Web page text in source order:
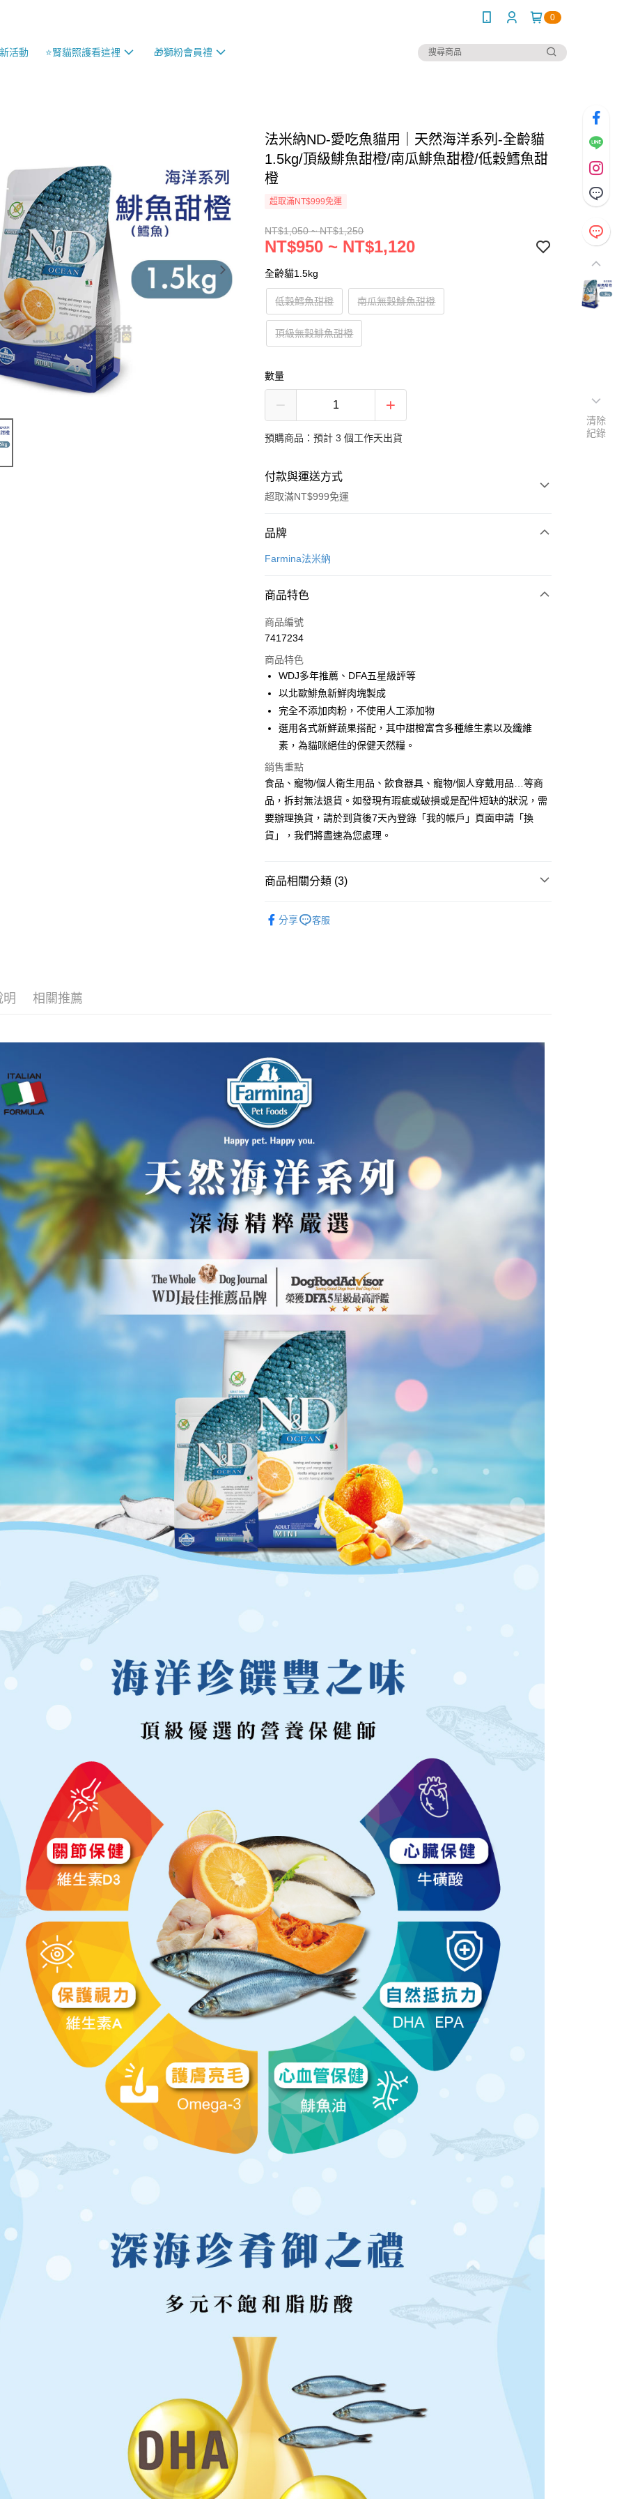
0
活動 ⭐️腎貓照護看這裡 🎁獅粉會員禮
法米納ND-愛吃魚貓用｜天然海洋系列-全齡貓
1.5kg/頂級鯡魚甜橙/南瓜鯡魚甜橙/低穀鱈魚甜
橙
超取滿NT$999免運
NT$1,050 ~ NT$1,250
NT$950 ~ NT$1,120
全齡貓1.5kg
低穀鱈魚甜橙 南瓜無穀鯡魚甜橙
頂級無穀鯡魚甜橙
數量
預購商品：預計 3 個工作天出貨
付款與運送方式
超取滿NT$999免運
付款方式
信用卡一次付款
合作金庫商業銀行
華南商業銀行
上海商業儲蓄銀行
國泰世華商業銀行
臺灣中小企業銀行
聯邦商業銀行
遠東國際商業銀行
元大商業銀行
永豐商業銀行
玉山商業銀行
台新國際商業銀行
台灣樂天信用卡公司
超商取貨付款
LINE Pay
Apple Pay
悠遊付
Google Pay
全盈+PAY
AFTEE先享後付
相關說明
【關於「AFTEE先享後付」】
AFTEE先享後付是「在收到商品之後才付款」的支付方式。 讓您購物簡單
便利好安心！
３．安心：先確認商品／服務後，再付款。
１．於結帳方式選擇「AFTEE先享後付」後，將跳轉至「AFTEE先享後
付客戶支援中心」https://netprotections.freshdesk.com/support/home
【注意事項】
１．透過由恩沛科技股份有限公司提供之「AFTEE先享後付」服務完成之
交易，需依本服務之必要範圍內提供個人資料，並將交易相關給付款項請
求債權轉讓予恩沛科技股份有限公司。
２．關於個人資料處理事宜，請瀏覽以下網址：
https://aftee.tw/terms/#terms3
３．未成年的使用者請事先徵得法定代理人或監護人之同意方可使用
「AFTEE先享後付」，若未經同意申辦者引起之損失，本公司不負相關責
任。
４．使用「AFTEE先享後付」時，將依據個別帳號之用戶狀況，依本公司
即時審查核予不同之上限額度；若仍有額度不足之情形，本公司將視審查
結果請求用戶進行身份認證。
５．嚴禁一人註冊多個帳號或使用他人資訊註冊。若發現惡意使用之情
形，恩沛科技股份有限公司將有權停止該用戶之使用額度並採取法律行
動。
運送方式
每筆NT$70，滿NT$999(含以上)免運費
宅配
每筆NT$110，滿NT$2,100(含以上)免運費
品牌
Farmina法米納
商品特色
商品編號
7417234
商品特色
WDJ多年推薦、DFA五星級評等
以北歐鯡魚新鮮肉塊製成
完全不添加肉粉，不使用人工添加物
選用各式新鮮蔬果搭配，其中甜橙富含多種維生素以及纖維
素，為貓咪絕佳的保健天然糧。
銷售重點
食品、寵物/個人衛生用品、飲食器具、寵物/個人穿戴用品…等商
品，拆封無法退貨。如發現有瑕疵或破損或是配件短缺的狀況，需
要辦理換貨，請於到貨後7天內登錄「我的帳戶」頁面申請「換
貨」，我們將盡速為您處理。
商品相關分類 (3)
分享 客服
明 相關推薦
清除
紀錄